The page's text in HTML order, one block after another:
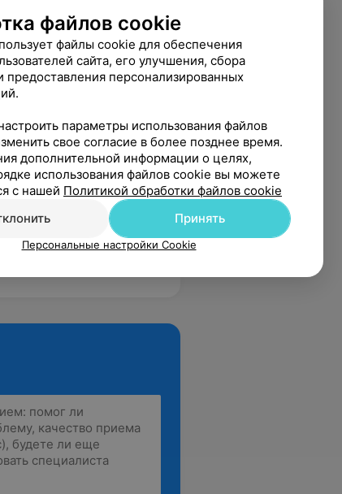
и Studio технические
Oyster»;
Hair-2024;
Demo день+
файлов cookie
файлы cookie для обеспечения
сайта, его улучшения, сбора
предоставления персонализированных
параметры использования файлов
свое согласие в более позднее время.
дополнительной информации о целях,
использования файлов cookie вы можете
с нашей Политикой обработки файлов cookie
Принять
Персональные настройки Cookie